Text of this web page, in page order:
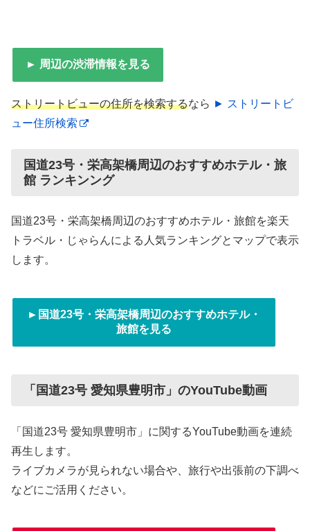
► 周辺の渋滞情報を見る
ストリートビューの住所を検索するなら ► ストリートビ
ュー住所検索
国道23号・栄高架橋周辺のおすすめホテル・旅
館 ランキンング
国道23号・栄高架橋周辺のおすすめホテル・旅館を楽天
トラベル・じゃらんによる人気ランキングとマップで表示
します。
►国道23号・栄高架橋周辺のおすすめホテル・
旅館を見る
「国道23号 愛知県豊明市」のYouTube動画
「国道23号 愛知県豊明市」に関するYouTube動画を連続
再生します。
ライブカメラが見られない場合や、旅行や出張前の下調べ
などにご活用ください。